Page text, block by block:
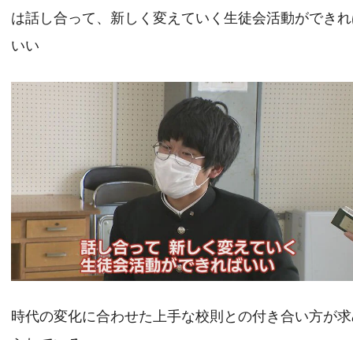
は話し合って、新しく変えていく生徒会活動ができ
いい
時代の変化に合わせた上手な校則との付き合い方が